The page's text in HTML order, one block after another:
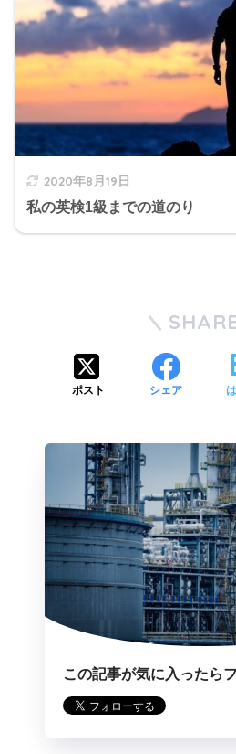
2020年8月19日
私の英検1級までの道のり
ポスト シェア
この記事が気に入ったら